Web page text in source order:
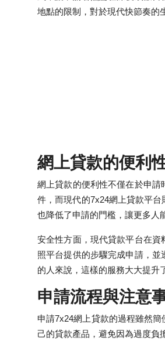
General
Top 10
Support Number
地點的限制，對於現代快節奏的
網上貸款的便利
網上貸款的便利性不僅在於申
件，而現代的7x24網上貸款平
也降低了申請的門檻，讓更多人
安全性方面，現代貸款平台在
照平台提供的步驟完成申請，
的人來說，這樣的服務大大提升
申請流程與注意
申請7x24網上貸款的過程雖然
己的貸款產品，避免因為過度負